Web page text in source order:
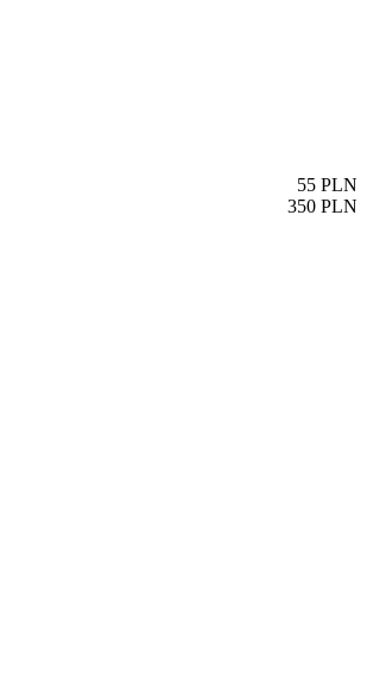
55 PLN
350 PLN